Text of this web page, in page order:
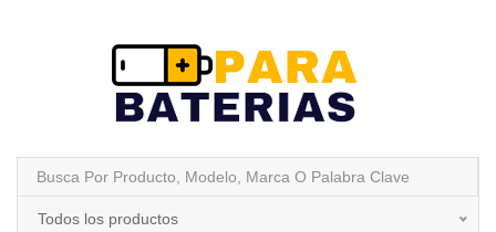
Todos los productos